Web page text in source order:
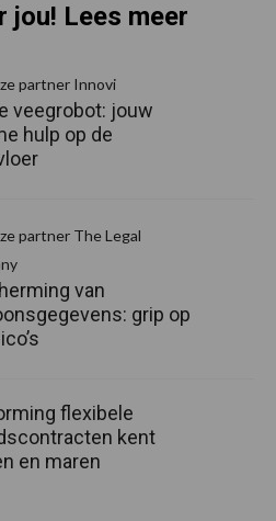
jou! Lees meer
partner Innovi
veegrobot: jouw
hulp op de
partner The Legal
van
grip op
flexibele
kent
en maren